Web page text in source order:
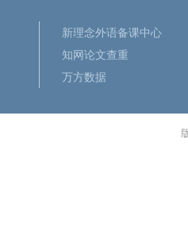
新理念外语备课中心
知网论文查重
万方数据